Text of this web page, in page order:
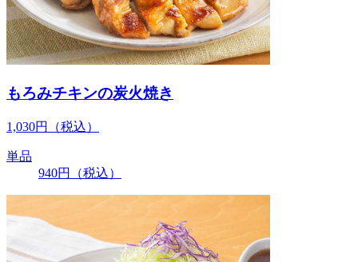
もろみチキンの炭火焼き
1,030円 （税込）
単品
940円 （税込）